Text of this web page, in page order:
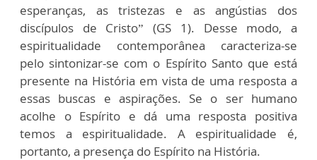
esperanças, as tristezas e as angústias dos
discípulos de Cristo” (GS 1). Desse modo, a
espiritualidade contemporânea caracteriza-se
pelo sintonizar-se com o Espírito Santo que está
presente na História em vista de uma resposta a
essas buscas e aspirações. Se o ser humano
acolhe o Espírito e dá uma resposta positiva
temos a espiritualidade. A espiritualidade é,
portanto, a presença do Espírito na História.